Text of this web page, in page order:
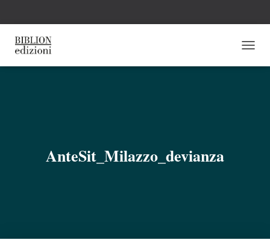
A
E
AnteSit_Milazzo_devianza